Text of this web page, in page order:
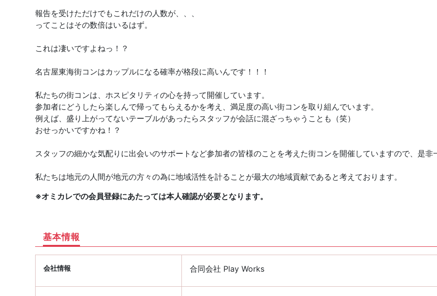
報告を受けただけでもこれだけの人数が、、、
ってことはその数倍はいるはず。
これは凄いですよねっ！？
名古屋東海街コンはカップルになる確率が格段に高いんです！！！
私たちの街コンは、ホスピタリティの心を持って開催しています。
参加者にどうしたら楽しんで帰ってもらえるかを考え、満足度の高い街コンを取り組んでいます。
例えば、盛り上がってないテーブルがあったらスタッフが会話に混ざっちゃうことも（笑）
おせっかいですかね！？
スタッフの細かな気配りに出会いのサポートなど参加者の皆様のことを考えた街コンを開催していますので、是非
私たちは地元の人間が地元の方々の為に地域活性を計ることが最大の地域貢献であると考えております。
※オミカレでの会員登録にあたっては本人確認が必要となります。
基本情報
会社情報 合同会社 Play Works